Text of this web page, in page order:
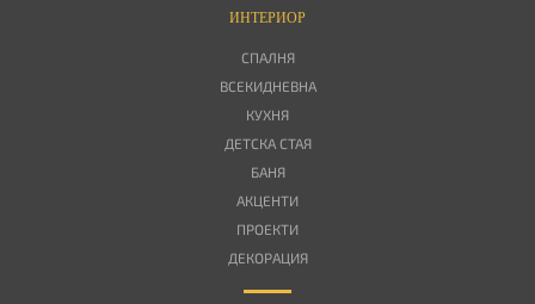
ИНТЕРИОР
СПАЛНЯ
ВСЕКИДНЕВНА
КУХНЯ
ДЕТСКА СТАЯ
БАНЯ
АКЦЕНТИ
ПРОЕКТИ
ДЕКОРАЦИЯ